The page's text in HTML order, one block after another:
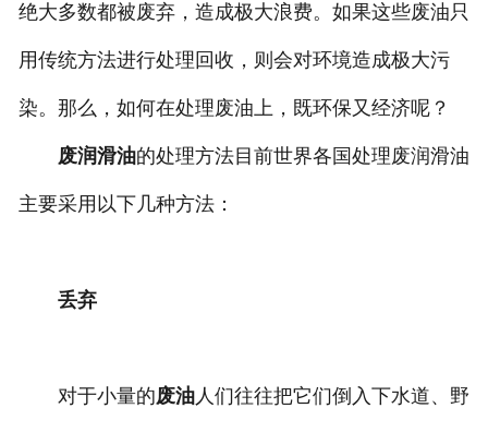
新闻动态
绝大多数都被废弃，造成极大浪费。如果这些废油只
用传统方法进行处理回收，则会对环境造成极大污
染。那么，如何在处理废油上，既环保又经济呢？
废润滑油的处理方法目前世界各国处理废润滑油
主要采用以下几种方法：
丢弃
对于小量的废油人们往往把它们倒入下水道、野